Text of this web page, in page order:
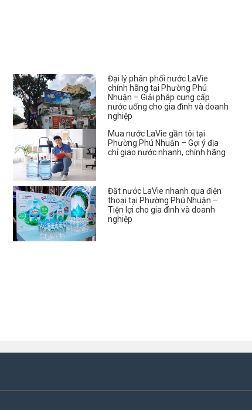
Đại lý phân phối nước LaVie
chính hãng tại Phường Phú
Nhuận – Giải pháp cung cấp
nước uống cho gia đình và doanh
nghiệp
Mua nước LaVie gần tôi tại
Phường Phú Nhuận – Gợi ý địa
chỉ giao nước nhanh, chính hãng
Đặt nước LaVie nhanh qua điện
thoại tại Phường Phú Nhuận –
Tiện lợi cho gia đình và doanh
nghiệp